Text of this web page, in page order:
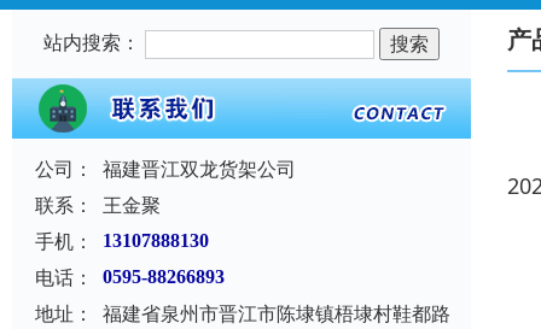
站内搜索：
公司：
福建晋江双龙货架公司
联系：
王金聚
手机：
13107888130
电话： 0595-88266893
地址：
福建省泉州市晋江市陈埭镇梧埭村鞋都路
产